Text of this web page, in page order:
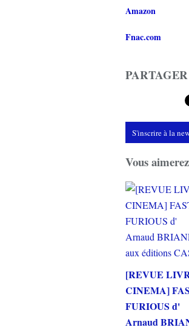
Amazon
Fnac.com
S'inscrire à la
Vous
[REVUE
CINEMA]
FURIOUS d'
Arnaud